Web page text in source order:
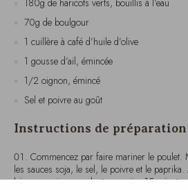
1 cuillère à café d’huile d’olive
1 gousse d’ail, émincée
1/2 oignon, émincé
Sel et poivre au goût
Instructions de préparation
Commencez par faire mariner le poulet.
les sauces soja, le sel, le poivre et le paprika.
laissez mariner pendant au moins 15 minutes.
Pendant ce temps, faites cuire le
paquet. Égouttez et réservez.